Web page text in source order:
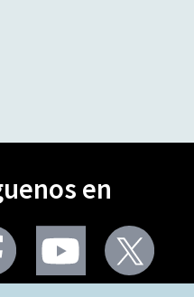
en
Seguir
en
facebook
Seguir
en
youtubeX